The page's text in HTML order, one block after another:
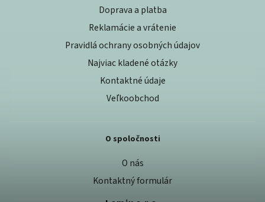
Doprava a platba
Reklamácie a vrátenie
Pravidlá ochrany osobných údajov
Najviac kladené otázky
Kontaktné údaje
Veľkoobchod
O spoločnosti
O nás
Kontaktný formulár